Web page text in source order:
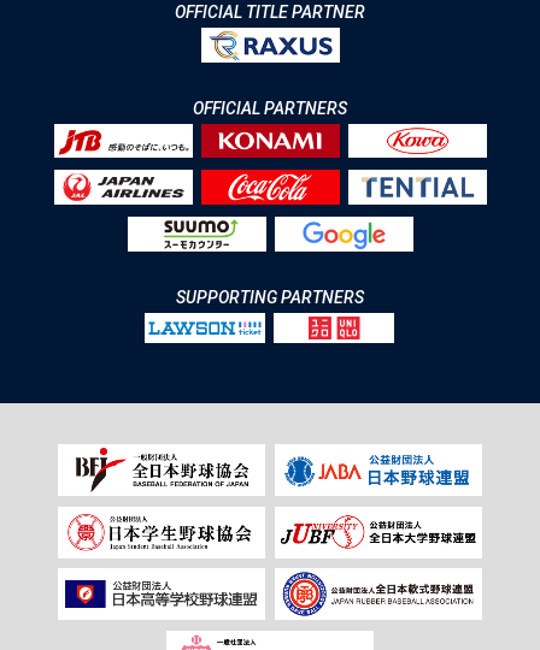
OFFICIAL TITLE PARTNER
OFFICIAL PARTNERS
SUPPORTING PARTNERS